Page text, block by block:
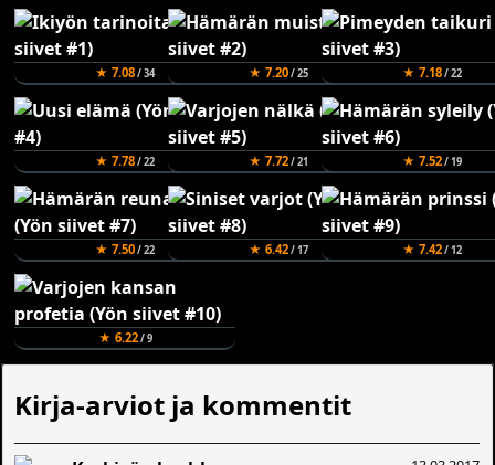
★ 7.08/ 34 ★ 7.20/ 25 ★ 7.18/ 22
★ 7.78/ 22 ★ 7.72/ 21 ★ 7.52/ 19
★ 7.50/ 22 ★ 6.42/ 17 ★ 7.42/ 12
★ 6.22/ 9
Kirja-arviot ja kommentit